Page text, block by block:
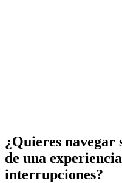
¿Quieres
de una
interrupciones?